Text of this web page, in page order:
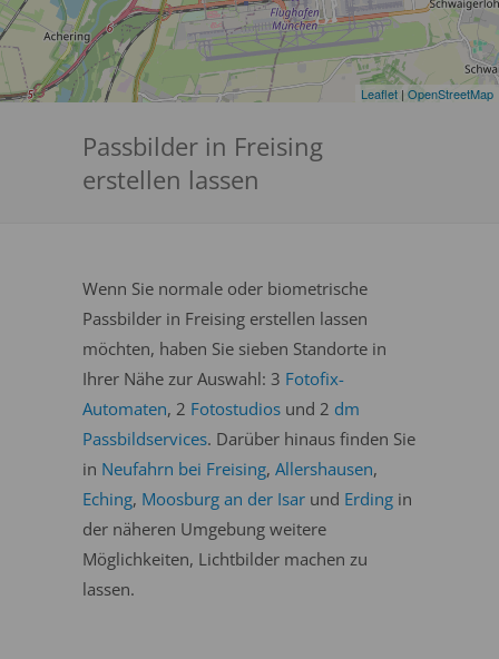
Leaflet | OpenStreetMap
Passbilder in Freising
erstellen lassen
Wenn Sie normale oder biometrische
Passbilder in Freising erstellen lassen
möchten, haben Sie sieben Standorte in
Ihrer Nähe zur Auswahl: 3 Fotofix-
Automaten, 2 Fotostudios und 2 dm
Passbildservices. Darüber hinaus finden Sie
in Neufahrn bei Freising, Allershausen,
Eching, Moosburg an der Isar und Erding in
der näheren Umgebung weitere
Möglichkeiten, Lichtbilder machen zu
lassen.